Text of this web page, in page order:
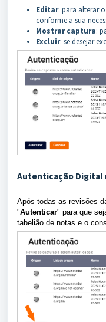
Editar: para alterar
conforme a sua
Mostrar captura:
Excluir: se desejar
Autenticação Digital
Após todas as revisões
"Autenticar" para que
tabelião de notas e o